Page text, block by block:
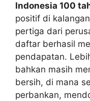
Indonesia 100
positif di
pertiga dari
daftar berhasil
pendapatan.
bahkan masih
bersih, di mana
perbankan,